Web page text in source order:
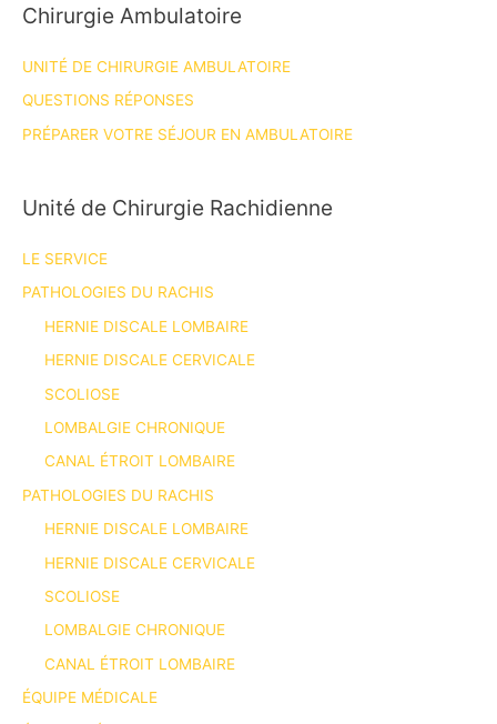
Chirurgie Ambulatoire
UNITÉ DE CHIRURGIE AMBULATOIRE
QUESTIONS RÉPONSES
PRÉPARER VOTRE SÉJOUR EN AMBULATOIRE
Unité de Chirurgie Rachidienne
LE SERVICE
PATHOLOGIES DU RACHIS
HERNIE DISCALE LOMBAIRE
HERNIE DISCALE CERVICALE
SCOLIOSE
LOMBALGIE CHRONIQUE
CANAL ÉTROIT LOMBAIRE
PATHOLOGIES DU RACHIS
HERNIE DISCALE LOMBAIRE
HERNIE DISCALE CERVICALE
SCOLIOSE
LOMBALGIE CHRONIQUE
CANAL ÉTROIT LOMBAIRE
ÉQUIPE MÉDICALE